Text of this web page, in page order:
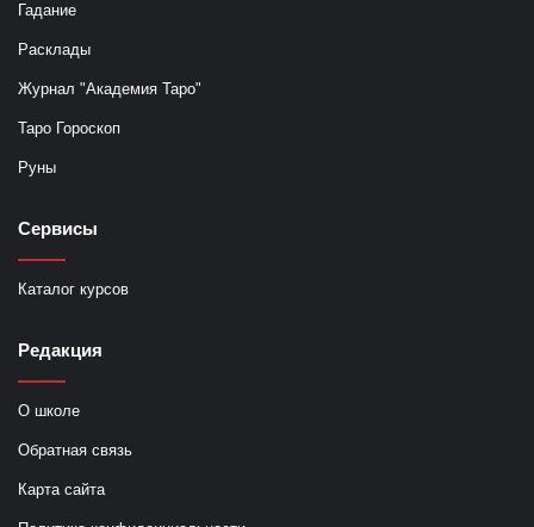
Гадание
Расклады
Журнал "Академия Таро"
Таро Гороскоп
Руны
Сервисы
Каталог курсов
Редакция
О школе
Обратная связь
Карта сайта